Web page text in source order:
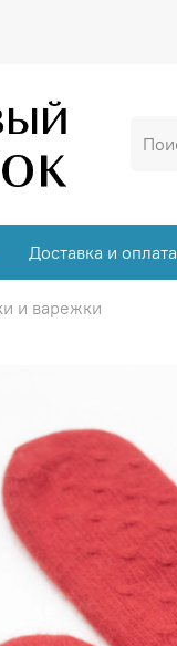
Доставка и оплата
и варежки